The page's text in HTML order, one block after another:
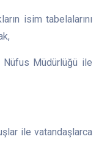
isim tabelalarını
Müdürlüğü ile
ile vatandaşlarca